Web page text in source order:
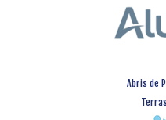
Abris de